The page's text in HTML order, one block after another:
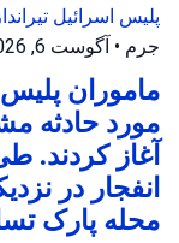
پلیس اسرائیل
جرم • آگوست 6, 2026 at 8:13 ق.ظ
ماموران
مورد حادثه
آغاز کردند.
انفجار در
محله پارک